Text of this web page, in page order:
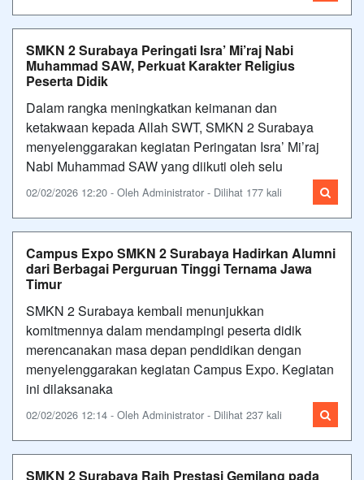
SMKN 2 Surabaya Peringati Isra’ Mi’raj Nabi
Muhammad SAW, Perkuat Karakter Religius
Peserta Didik
Dalam rangka meningkatkan keimanan dan
ketakwaan kepada Allah SWT, SMKN 2 Surabaya
menyelenggarakan kegiatan Peringatan Isra’ Mi’raj
Nabi Muhammad SAW yang diikuti oleh selu
02/02/2026 12:20 - Oleh Administrator - Dilihat 177 kali
Campus Expo SMKN 2 Surabaya Hadirkan Alumni
dari Berbagai Perguruan Tinggi Ternama Jawa
Timur
SMKN 2 Surabaya kembali menunjukkan
komitmennya dalam mendampingi peserta didik
merencanakan masa depan pendidikan dengan
menyelenggarakan kegiatan Campus Expo. Kegiatan
ini dilaksanaka
02/02/2026 12:14 - Oleh Administrator - Dilihat 237 kali
SMKN 2 Surabaya Raih Prestasi Gemilang pada